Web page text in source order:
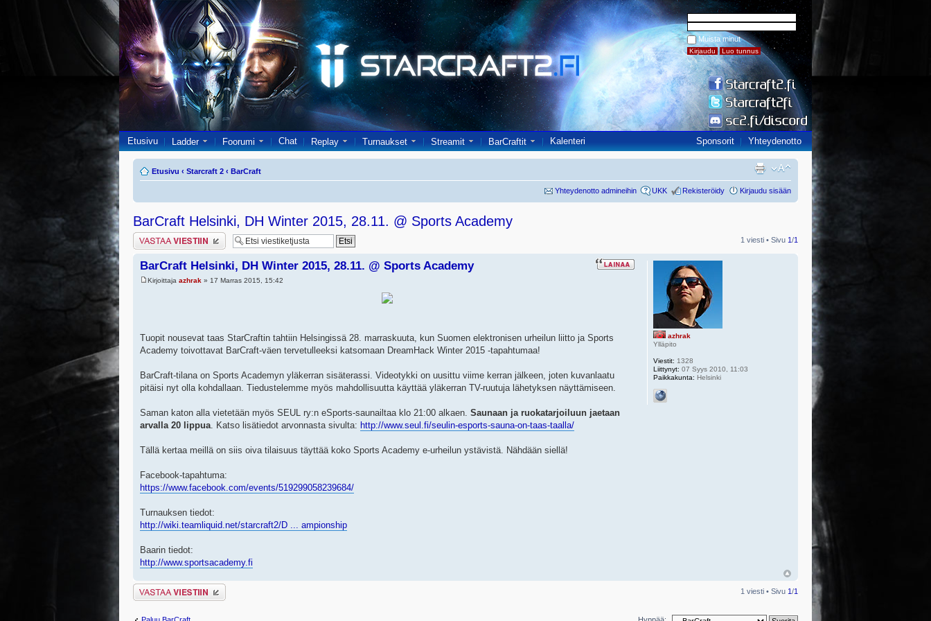
Muista minut
Etusivu Ladder Foorumi Chat Replay Turnaukset Streamit BarCraftit Kalenteri Sponsorit Yhteydenotto
Etusivu ‹ Starcraft 2 ‹ BarCraft
Yhteydenotto admineihin UKK Rekisteröidy Kirjaudu sisään
BarCraft Helsinki, DH Winter 2015, 28.11. @ Sports Academy
Lähetä vastaus 1 viesti • Sivu 1/1
BarCraft Helsinki, DH Winter 2015, 28.11. @ Sports Academy
Kirjoittaja azhrak » 17 Marras 2015, 15:42
Tuopit nousevat taas StarCraftin tahtiin Helsingissä 28. marraskuuta, kun Suomen elektronisen urheilun liitto ja Sports
Academy toivottavat BarCraft-väen tervetulleeksi katsomaan DreamHack Winter 2015 -tapahtumaa!
BarCraft-tilana on Sports Academyn yläkerran sisäterassi. Videotykki on uusittu viime kerran jälkeen, joten kuvanlaatu
pitäisi nyt olla kohdallaan. Tiedustelemme myös mahdollisuutta käyttää yläkerran TV-ruutuja lähetyksen näyttämiseen.
Saman katon alla vietetään myös SEUL ry:n eSports-saunailtaa klo 21:00 alkaen. Saunaan ja ruokatarjoiluun jaetaan
arvalla 20 lippua. Katso lisätiedot arvonnasta sivulta: http://www.seul.fi/seulin-esports-sauna-on-taas-taalla/
Tällä kertaa meillä on siis oiva tilaisuus täyttää koko Sports Academy e-urheilun ystävistä. Nähdään siellä!
Facebook-tapahtuma:
https://www.facebook.com/events/519299058239684/
Turnauksen tiedot:
http://wiki.teamliquid.net/starcraft2/D ... ampionship
Baarin tiedot:
http://www.sportsacademy.fi
azhrak
Ylläpito
Viestit: 1328
Liittynyt: 07 Syys 2010, 11:03
Paikkakunta: Helsinki
Lähetä vastaus 1 viesti • Sivu 1/1
Paluu BarCraft